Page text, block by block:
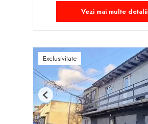
Vezi mai multe detalii
Exclusivitate
Previous